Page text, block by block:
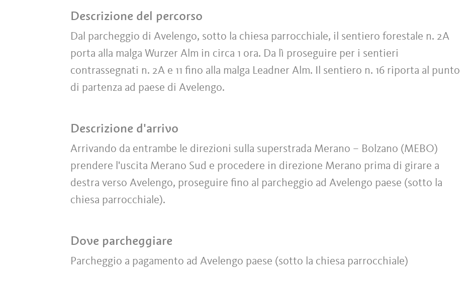
Descrizione del percorso
Dal parcheggio di Avelengo, sotto la chiesa parrocchiale, il sentiero forestale n. 2A
porta alla malga Wurzer Alm in circa 1 ora. Da lì proseguire per i sentieri
contrassegnati n. 2A e 11 fino alla malga Leadner Alm. Il sentiero n. 16 riporta al punto
di partenza ad paese di Avelengo.
Descrizione d'arrivo
Arrivando da entrambe le direzioni sulla superstrada Merano – Bolzano (MEBO)
prendere l'uscita Merano Sud e procedere in direzione Merano prima di girare a
destra verso Avelengo, proseguire fino al parcheggio ad Avelengo paese (sotto la
chiesa parrocchiale).
Dove parcheggiare
Parcheggio a pagamento ad Avelengo paese (sotto la chiesa parrocchiale)